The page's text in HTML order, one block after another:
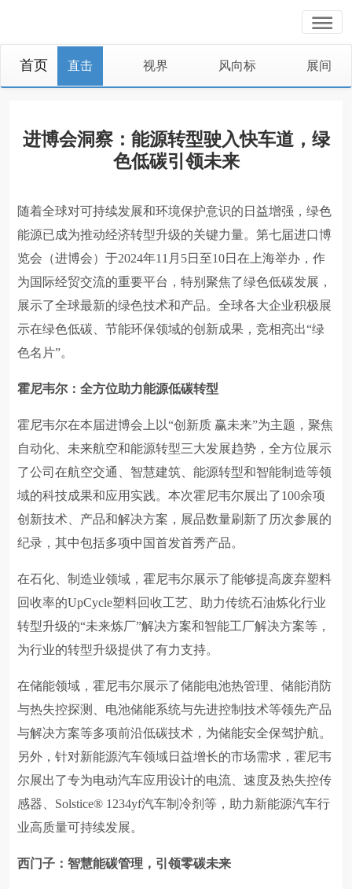
首页
进博会洞察：能源转型驶入快车道，绿
色低碳引领未来
随着全球对可持续发展和环境保护意识的日益增强，绿色
能源已成为推动经济转型升级的关键力量。第七届进口博
览会（进博会）于2024年11月5日至10日在上海举办，作
为国际经贸交流的重要平台，特别聚焦了绿色低碳发展，
展示了全球最新的绿色技术和产品。全球各大企业积极展
示在绿色低碳、节能环保领域的创新成果，竞相亮出“绿
色名片”。
霍尼韦尔：全方位助力能源低碳转型
霍尼韦尔在本届进博会上以“创新质 赢未来”为主题，聚焦
自动化、未来航空和能源转型三大发展趋势，全方位展示
了公司在航空交通、智慧建筑、能源转型和智能制造等领
域的科技成果和应用实践。本次霍尼韦尔展出了100余项
创新技术、产品和解决方案，展品数量刷新了历次参展的
纪录，其中包括多项中国首发首秀产品。
在石化、制造业领域，霍尼韦尔展示了能够提高废弃塑料
回收率的UpCycle塑料回收工艺、助力传统石油炼化行业
转型升级的“未来炼厂”解决方案和智能工厂解决方案等，
为行业的转型升级提供了有力支持。
在储能领域，霍尼韦尔展示了储能电池热管理、储能消防
与热失控探测、电池储能系统与先进控制技术等领先产品
与解决方案等多项前沿低碳技术，为储能安全保驾护航。
另外，针对新能源汽车领域日益增长的市场需求，霍尼韦
尔展出了专为电动汽车应用设计的电流、速度及热失控传
感器、Solstice® 1234yf汽车制冷剂等，助力新能源汽车行
业高质量可持续发展。
西门子：智慧能碳管理，引领零碳未来